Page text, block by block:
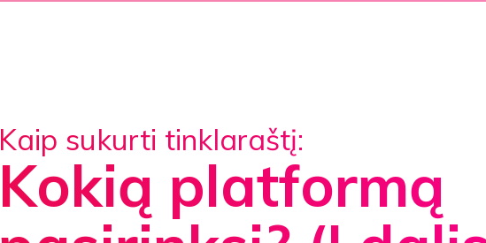
Kaip sukurti tinklaraštį:
Kokią platformą